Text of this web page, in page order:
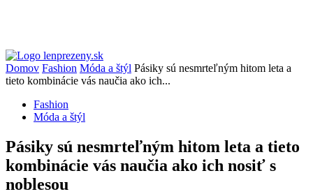
Domov Fashion Móda a štýl Pásiky sú nesmrteľným hitom leta a
tieto kombinácie vás naučia ako ich...
Fashion
Móda a štýl
Pásiky sú nesmrteľným hitom leta a tieto
kombinácie vás naučia ako ich nosiť s
noblesou